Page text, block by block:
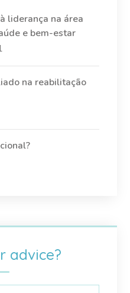
liderança na área
e bem-estar
na reabilitação
advice?